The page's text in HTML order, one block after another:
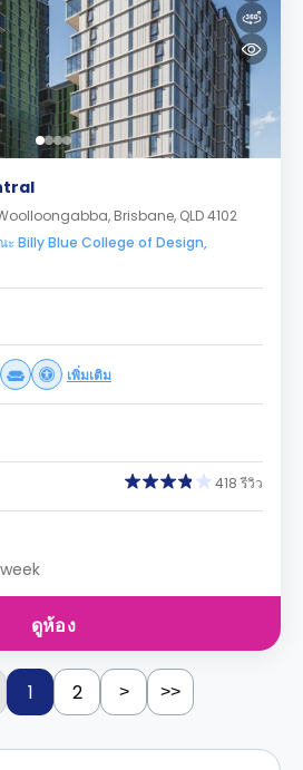
Brisbane, QLD 4102
ะ Billy Blue College of Design,
เพิ่มเติม
418 รีวิว
ดูห้อง
1 2 > >>